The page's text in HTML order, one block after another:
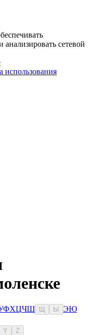
сетевой
использования
ФХЦЧШ Ы ЭЮ
Y Z